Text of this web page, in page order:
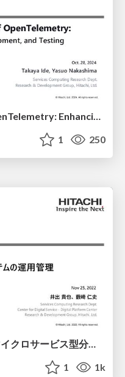
Unlocking the Power of OpenTelemetry: Enhancing Design, Development, and Testing
1 250
サービスメッシュを用いたマイクロサービス型分散システムの運用管理/servicemesh in hitachi
1 1k